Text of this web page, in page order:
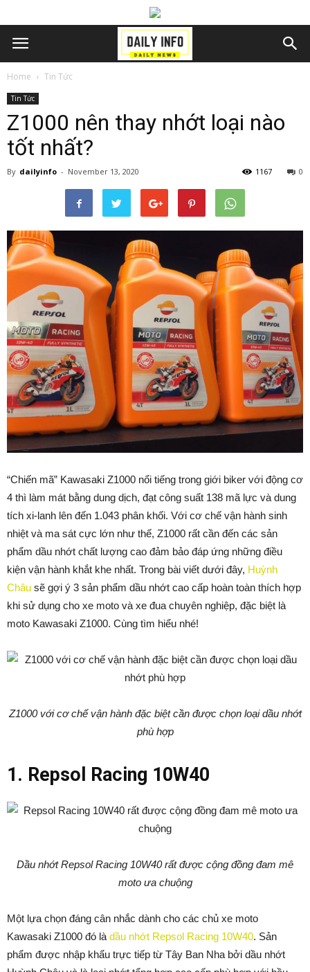
Home Tin Tức
Tin Tức
Z1000 nên thay nhớt loại nào
tốt nhất?
By dailyinfo - November 13, 2020 0
1167
“Chiến mã” Kawasaki Z1000 nổi tiếng trong giới biker với động cơ
4 thì làm mát bằng dung dịch, đạt công suất 138 mã lực và dung
tích xi-lanh lên đến 1.043 phân khối. Với cơ chế vận hành sinh
nhiệt và ma sát cực lớn như thế, Z1000 rất cần đến các sản
phẩm dầu nhớt chất lượng cao đảm bảo đáp ứng những điều
kiện vận hành khắt khe nhất. Trong bài viết dưới đây, Huỳnh
Châu sẽ gợi ý 3 sản phẩm dầu nhớt cao cấp hoàn toàn thích hợp
khi sử dụng cho xe moto và xe đua chuyên nghiệp, đặc biệt là
moto Kawasaki Z1000. Cùng tìm hiểu nhé!
Z1000 với cơ chế vận hành đặc biệt cần được chọn loại dầu nhớt
phù hợp
1. Repsol Racing 10W40
Dầu nhớt Repsol Racing 10W40 rất được cộng đồng đam mê
moto ưa chuộng
Một lựa chọn đáng cân nhắc dành cho các chủ xe moto
Kawasaki Z1000 đó là dầu nhớt Repsol Racing 10W40. Sản
phẩm được nhập khẩu trực tiếp từ Tây Ban Nha bởi dầu nhớt